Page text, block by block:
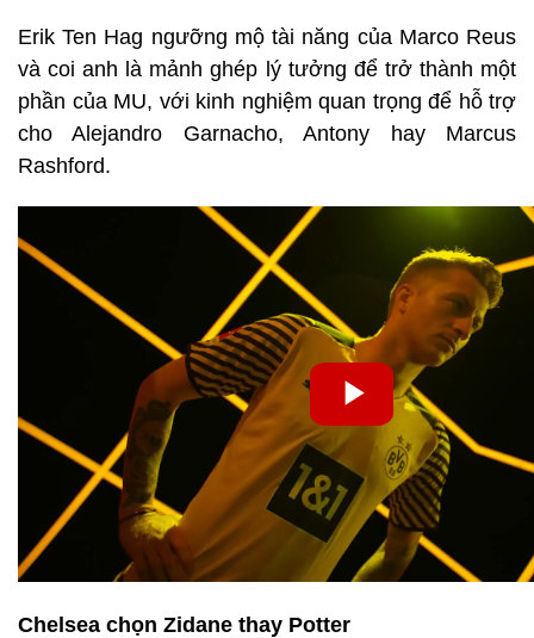
Erik Ten Hag ngưỡng mộ tài năng của Marco Reus
và coi anh là mảnh ghép lý tưởng để trở thành một
phần của MU, với kinh nghiệm quan trọng để hỗ trợ
cho Alejandro Garnacho, Antony hay Marcus
Rashford.
Chelsea chọn Zidane thay Potter